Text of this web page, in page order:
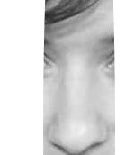
Ukrainian